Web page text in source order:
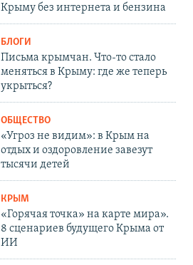
Крыму без интернета и бензина
БЛОГИ
Письма крымчан. Что-то стало
меняться в Крыму: где же теперь
укрыться?
ОБЩЕСТВО
«Угроз не видим»: в Крым на
отдых и оздоровление завезут
тысячи детей
КРЫМ
«Горячая точка» на карте мира».
8 сценариев будущего Крыма от
ИИ